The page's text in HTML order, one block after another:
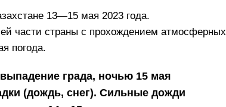
13—15 мая 2023 года.
части страны с прохождением атмосферных
погода.
града, ночью 15 мая
(дождь, снег). Сильные дожди